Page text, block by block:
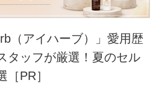
、厳選した上質な素材を用い最
級の縫製技術...
（アイハーブ）」愛用歴
タッフが厳選！夏のセル
［PR］